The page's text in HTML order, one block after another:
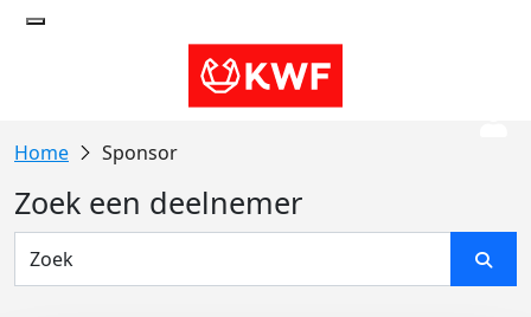
Sponsor
Zoek een deelnemer